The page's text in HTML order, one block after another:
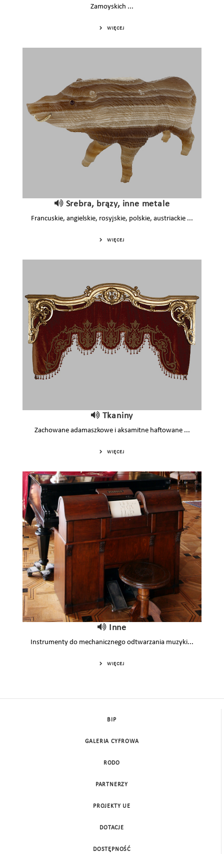
Zamoyskich ...
WIĘCEJ
Srebra, brązy, inne metale
Francuskie, angielskie, rosyjskie, polskie, austriackie ...
WIĘCEJ
Tkaniny
Zachowane adamaszkowe i aksamitne haftowane ...
WIĘCEJ
Inne
Instrumenty do mechanicznego odtwarzania muzyki...
WIĘCEJ
BIP
GALERIA CYFROWA
RODO
PARTNERZY
PROJEKTY UE
DOTACJE
DOSTĘPNOŚĆ